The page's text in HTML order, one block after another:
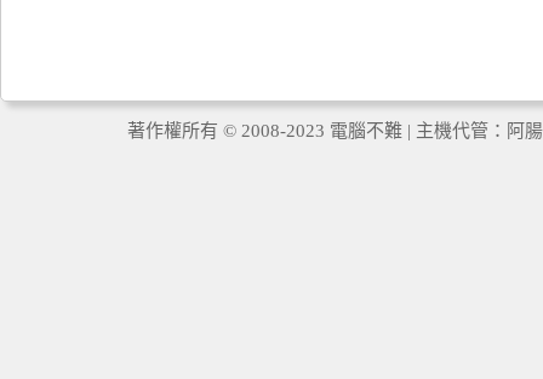
著作權所有 © 2008-2023 電腦不難 | 主機代管： 阿